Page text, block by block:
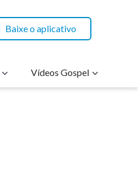
Baixe o aplicativo
Vídeos Gospel